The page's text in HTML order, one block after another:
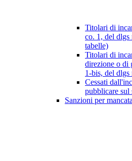
Titolari di
co. 1, del dlgs
tabelle)
Titolari di
direzione o di
1-bis, del dlgs
Cessati
pubblicare sul
Sanzioni per